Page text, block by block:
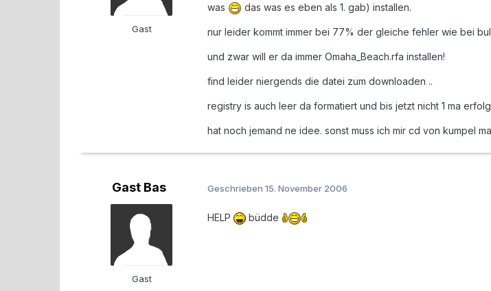
Gast
was
das was es eben als 1. gab) installen.
nur leider kommt immer bei 77% der gleiche fehler wie bei
und zwar will er da immer Omaha_Beach.rfa installen!
find leider niergends die datei zum downloaden ..
registry is auch leer da formatiert und bis jetzt nicht 1 ma
hat noch jemand ne idee. sonst muss ich mir cd von kumpel
Gast Bas
Gast
Geschrieben 15. November 2006
HELP büdde